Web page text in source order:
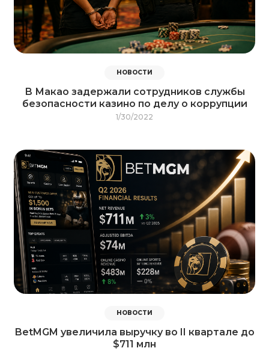
НОВОСТИ
В Макао задержали сотрудников службы
безопасности казино по делу о коррупции
1/30/2022
НОВОСТИ
BetMGM увеличила выручку во II квартале до
$711 млн